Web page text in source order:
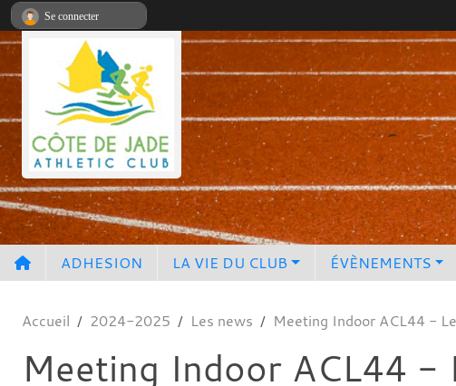
ADHESION LA VIE DU CLUB ÉVÈNEMENTS
Accueil 2024-2025 Les news Meeting Indoor ACL44 -
Meeting Indoor ACL44 -
Se connecter
Panneau de gestion des cookies